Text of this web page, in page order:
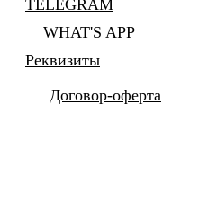
TELEGRAM
WHAT'S APP
Реквизиты
Договор-оферта